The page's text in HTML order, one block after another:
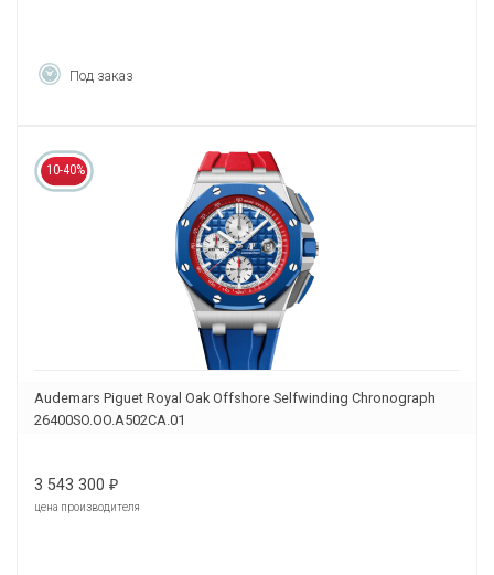
Под заказ
10-40%
Audemars Piguet Royal Oak Offshore Selfwinding Chronograph
26400SO.OO.A502CA.01
3 543 300 ₽
цена производителя